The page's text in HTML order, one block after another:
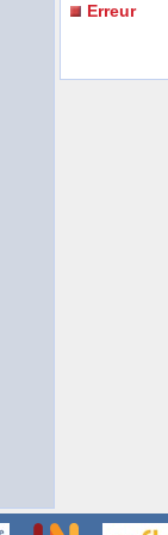
Erreur